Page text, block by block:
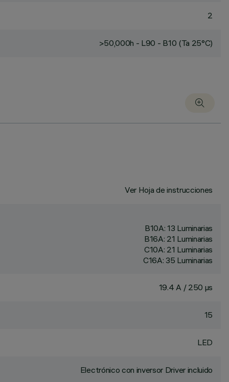
2
>50,000h - L90 - B10 (Ta 25°C)
Ver Hoja de instrucciones
B10A: 13 Luminarias
B16A: 21 Luminarias
C10A: 21 Luminarias
C16A: 35 Luminarias
19.4 A / 250 µs
15
LED
Electrónico con inversor Driver incluido